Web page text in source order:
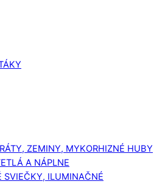
ZEMINY, MYKORHIZNÉ HUBY
A NÁPLNE
SVIEČKY, ILUMINAČNÉ